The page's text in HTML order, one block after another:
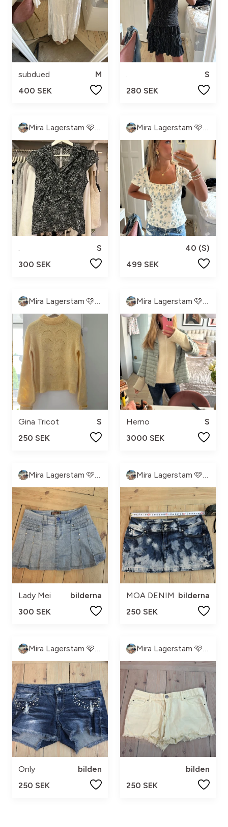
subdued
M
400 SEK
.
S
280 SEK
Mira Lagerstam 🩷💓💕💖
.
S
300 SEK
Mira Lagerstam 🩷💓💕💖
40 (S)
499 SEK
Mira Lagerstam 🩷💓💕💖
Gina Tricot
S
250 SEK
Mira Lagerstam 🩷💓💕💖
Herno
S
3000 SEK
Mira Lagerstam 🩷💓💕💖
Lady Mei
bilderna
300 SEK
Mira Lagerstam 🩷💓💕💖
MOA DENIM bilderna
250 SEK
Mira Lagerstam 🩷💓💕💖
Only
bilden
250 SEK
Mira Lagerstam 🩷💓💕💖
bilden
250 SEK